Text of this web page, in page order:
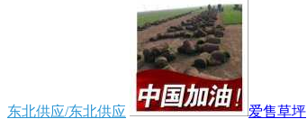
东北供应/东北供应 爱售草坪